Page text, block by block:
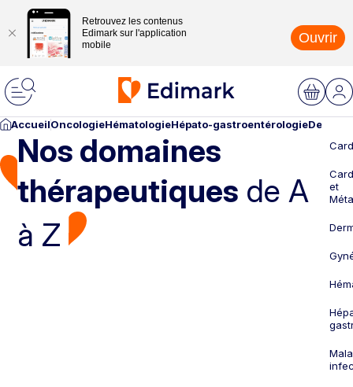
Retrouvez les contenus
Edimark sur l'application
mobile
Ouvrir
AccueilOncologieHématologieHépato-gastroentérologie
Nos domaines
thérapeutiques de A
à Z
et